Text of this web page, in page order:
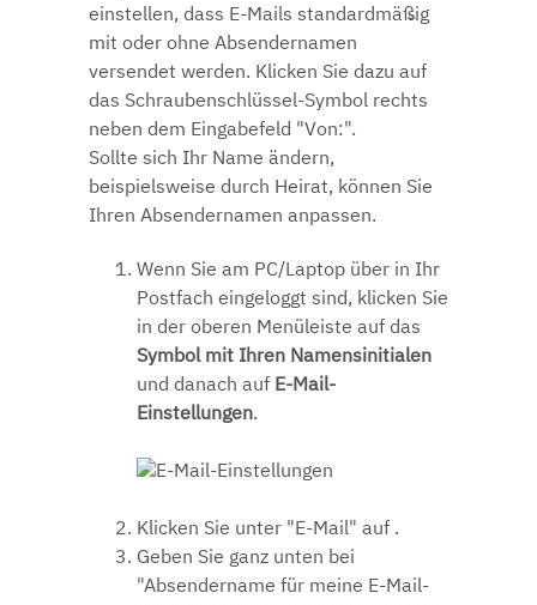
einstellen, dass E-Mails standardmäßig
mit oder ohne Absendernamen
versendet werden. Klicken Sie dazu auf
das Schraubenschlüssel-Symbol rechts
neben dem Eingabefeld "Von:".
Sollte sich Ihr Name ändern,
beispielsweise durch Heirat, können Sie
Ihren Absendernamen anpassen.
Wenn Sie am PC/Laptop über in Ihr
Postfach eingeloggt sind, klicken Sie
in der oberen Menüleiste auf das
Symbol mit Ihren Namensinitialen
und danach auf E-Mail-
Einstellungen.
Klicken Sie unter "E-Mail" auf .
Geben Sie ganz unten bei
"Absendername für meine E-Mail-